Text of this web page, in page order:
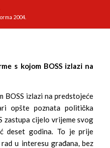
2004.
s kojom BOSS izlazi na
BOSS izlazi na predstojeće
opšte poznata politička
zastupa cijelo vrijeme svog
deset godina. To je prije
u interesu građana, bez